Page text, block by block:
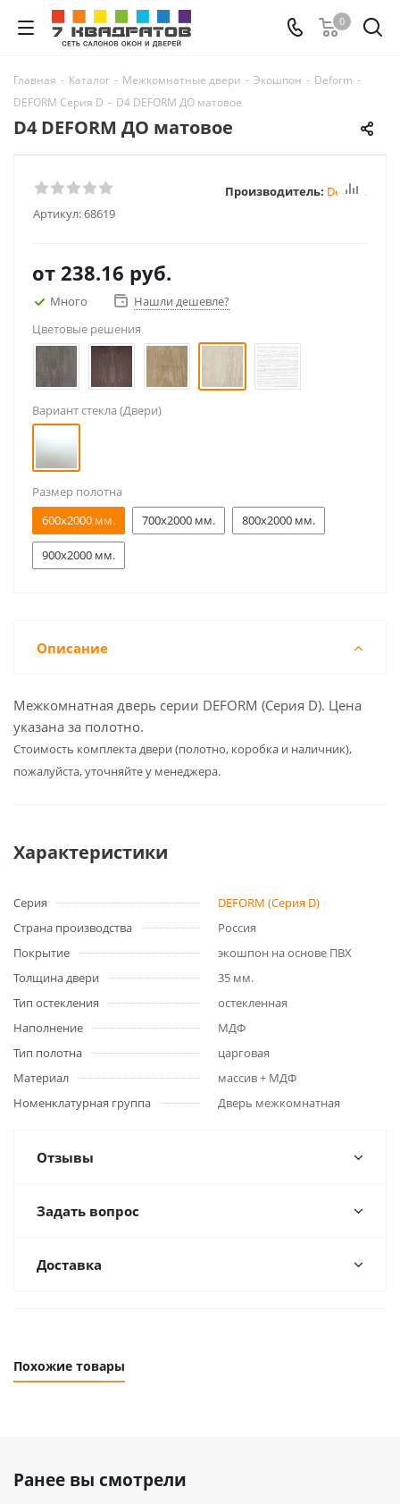
0
Главная - Каталог - Межкомнатные двери - Экошпон - Deform -
DEFORM Серия D - D4 DEFORM ДО матовое
D4 DEFORM ДО матовое
Артикул:68619
Производитель: Deform
от 238.16 руб.
Много
Нашли дешевле?
Цветовые решения
Вариант стекла (Двери)
Размер полотна
600x2000 мм.
700x2000 мм. 800x2000 мм.
900x2000 мм.
Описание
Межкомнатная дверь серии DEFORM (Серия D). Цена
указана за полотно.
Cтоимость комплекта двери (полотно, коробка и наличник),
пожалуйста, уточняйте у менеджера.
Характеристики
Серия
DEFORM (Серия D)
Страна производства
Россия
Покрытие
экошпон на основе ПВХ
Толщина двери
35 мм.
Тип остекления
остекленная
Наполнение
МДФ
Тип полотна
царговая
Материал
массив + МДФ
Номенклатурная группа
Дверь межкомнатная
Отзывы
Задать вопрос
Доставка
Похожие товары
Ранее вы смотрели